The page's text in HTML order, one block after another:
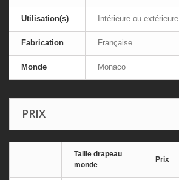
Utilisation(s) Intérieure ou extérieure
Fabrication Française
Monde Monaco
PRIX
Taille drapeau
monde
Prix